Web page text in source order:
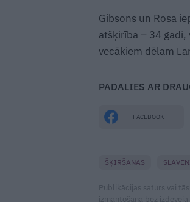
Gibsons un Rosa
atšķirība – 34
vecākiem dēlam
PADALIES AR
FACEBOOK
ŠĶIRŠANĀS
Publikācijas saturs vai
izmantošana bez